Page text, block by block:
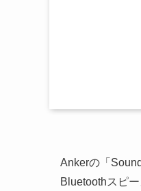
Ankerの「
Bluetoothスピー